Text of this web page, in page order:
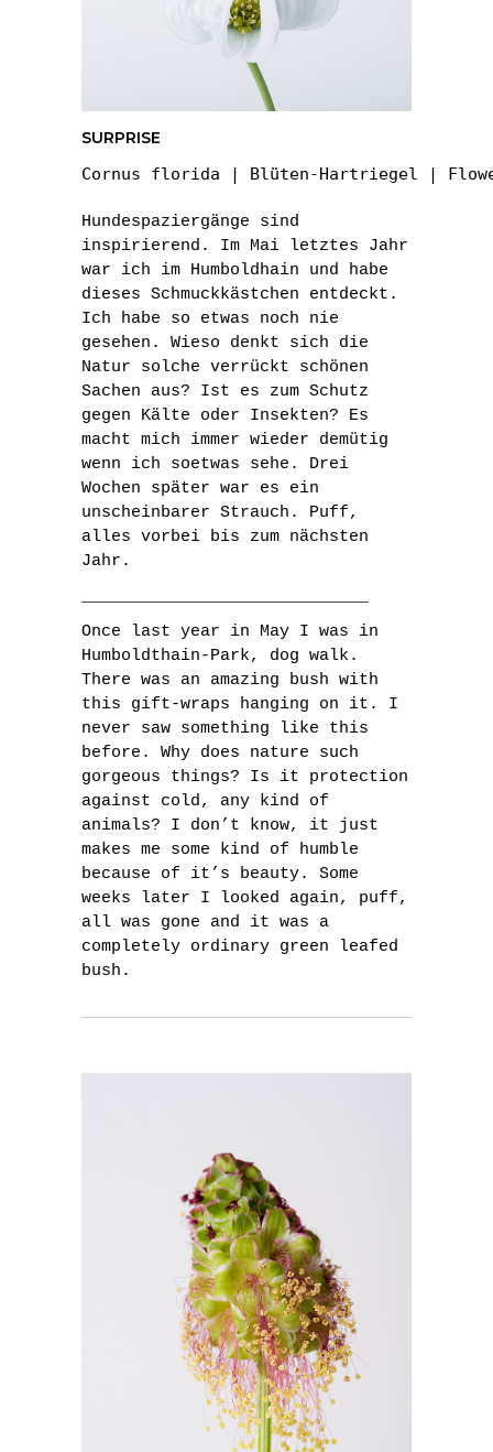
SURPRISE
Cornus florida | Blüten-Hartriegel |
Hundespaziergänge sind
inspirierend. Im Mai letztes Jahr
war ich im Humboldhain und habe
dieses Schmuckkästchen entdeckt.
Ich habe so etwas noch nie
gesehen. Wieso denkt sich die
Natur solche verrückt schönen
Sachen aus? Ist es zum Schutz
gegen Kälte oder Insekten? Es
macht mich immer wieder demütig
wenn ich soetwas sehe. Drei
Wochen später war es ein
unscheinbarer Strauch. Puff,
alles vorbei bis zum nächsten
Jahr.
_____________________________
Once last year in May I was in
Humboldthain-Park, dog walk.
There was an amazing bush with
this gift-wraps hanging on it. I
never saw something like this
before. Why does nature such
gorgeous things? Is it protection
against cold, any kind of
animals? I don’t know, it just
makes me some kind of humble
because of it’s beauty. Some
weeks later I looked again, puff,
all was gone and it was a
completely ordinary green leafed
bush.